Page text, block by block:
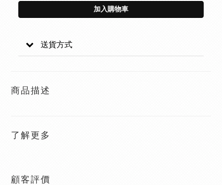
加入購物車
送貨方式
商品描述
了解更多
顧客評價